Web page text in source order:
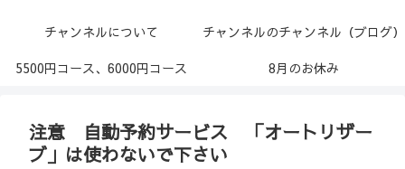
チャンネルについて
チャンネルのチャンネル（ブログ）
5500円コース、6000円コース
8月のお休み
注意 自動予約サービス 「オートリザー
ブ」は使わないで下さい